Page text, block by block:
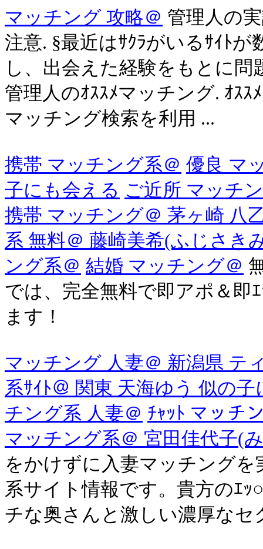
マッチング 攻略＠ 管理人の
注意. §最近はｻｸﾗがいるｻｲﾄ
し、出会えた経験をもとに
管理人のｵｽｽﾒマッチング. ｵｽ
マッチング検索を利用 ...
携帯 マッチング系＠ 優良 マ
子にも会える ご近所 マッチ
携帯 マッチング＠ 茅ヶ崎 八
系 無料＠ 藤崎美希(ふじさき
ング系＠ 結婚 マッチング＠
では、完全無料で即アポ＆即
ます！
マッチング 人妻＠ 新潟県 テ
系ｻｲﾄ＠ 関東 天海ゆう 似の
チング系 人妻＠ ﾁｬｯﾄ マッチ
マッチング系＠ 宮田佳代子(
をかけずに入妻マッチング
系サイト情報です。貴方のｴ
チな奥さんと激しい濃厚な